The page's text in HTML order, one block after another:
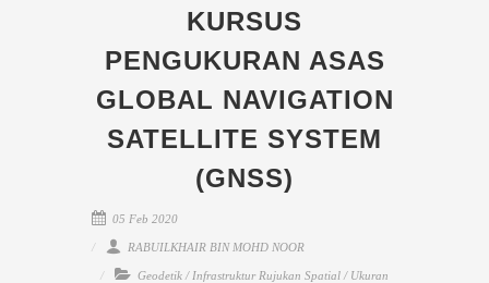
KURSUS
PENGUKURAN ASAS
GLOBAL NAVIGATION
SATELLITE SYSTEM
(GNSS)
05 Feb 2020
RABUILKHAIR BIN MOHD NOOR
Geodetik / Infrastruktur Rujukan Spatial / Ukuran